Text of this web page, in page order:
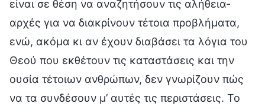
είναι σε θέση να αναζητήσουν τις αλήθεια-
αρχές για να διακρίνουν τέτοια προβλήματα,
ενώ, ακόμα κι αν έχουν διαβάσει τα λόγια του
Θεού που εκθέτουν τις καταστάσεις και την
ουσία τέτοιων ανθρώπων, δεν γνωρίζουν πώς
να τα συνδέσουν μ’ αυτές τις περιστάσεις. Το